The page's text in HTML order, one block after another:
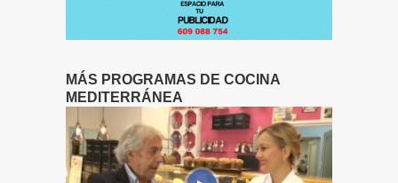
MÁS PROGRAMAS DE COCINA
MEDITERRÁNEA